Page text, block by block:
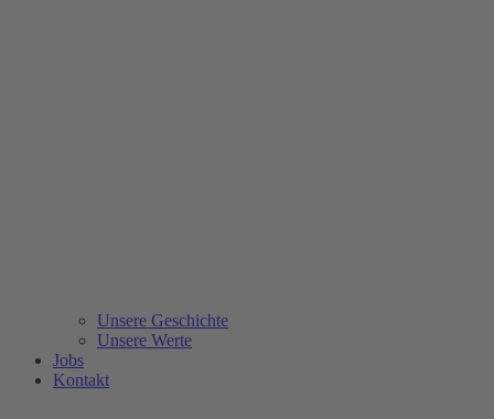
Unsere Geschichte
Unsere Werte
Jobs
Kontakt